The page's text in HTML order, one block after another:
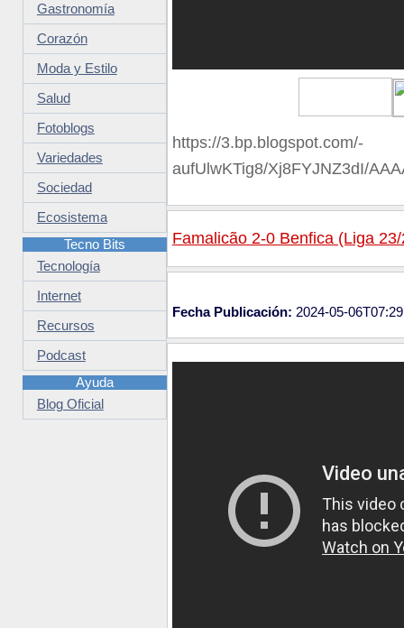
https://3.bp.blogspot.com/-
aufUlwKTig8/Xj8FYJNZ3dI/
Famalicão 2-0 Benfica (Liga
Fecha Publicación: 2024-05-
Gastronomía
Corazón
Moda y Estilo
Salud
Fotoblogs
Variedades
Sociedad
Ecosistema
Tecno Bits
Tecnología
Internet
Recursos
Podcast
Ayuda
Blog Oficial